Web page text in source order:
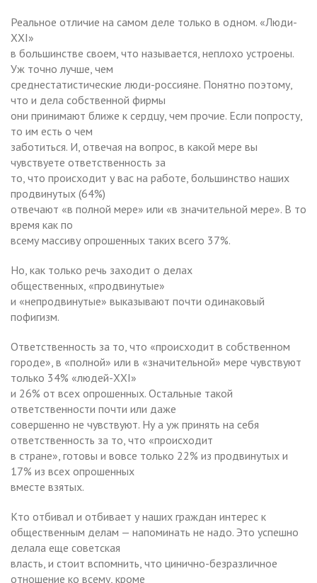
Реальное отличие на самом деле только в одном. «Люди-
XXI»
в большинстве своем, что называется, неплохо устроены.
Уж точно лучше, чем
среднестатистические люди-россияне. Понятно поэтому,
что и дела собственной фирмы
они принимают ближе к сердцу, чем прочие. Если попросту,
то им есть о чем
заботиться. И, отвечая на вопрос, в какой мере вы
чувствуете ответственность за
то, что происходит у вас на работе, большинство наших
продвинутых (64%)
отвечают «в полной мере» или «в значительной мере». В то
время как по
всему массиву опрошенных таких всего 37%.
Но, как только речь заходит о делах
общественных, «продвинутые»
и «непродвинутые» выказывают почти одинаковый
пофигизм.
Ответственность за то, что «происходит в собственном
городе», в «полной» или в «значительной» мере чувствуют
только 34% «людей-XXI»
и 26% от всех опрошенных. Остальные такой
ответственности почти или даже
совершенно не чувствуют. Ну а уж принять на себя
ответственность за то, что «происходит
в стране», готовы и вовсе только 22% из продвинутых и
17% из всех опрошенных
вместе взятых.
Кто отбивал и отбивает у наших граждан интерес к
общественным делам — напоминать не надо. Это успешно
делала еще советская
власть, и стоит вспомнить, что цинично-безразличное
отношение ко всему, кроме